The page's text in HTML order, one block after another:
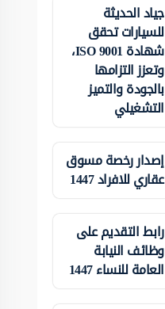
جياد الحديثة
للسيارات تحقق
شهادة ISO 9001،
وتعزز التزامها
بالجودة والتميز
التشغيلي
إصدار رخصة مسوق
عقاري للافراد 1447
رابط التقديم على
وظائف النيابة
العامة للنساء 1447